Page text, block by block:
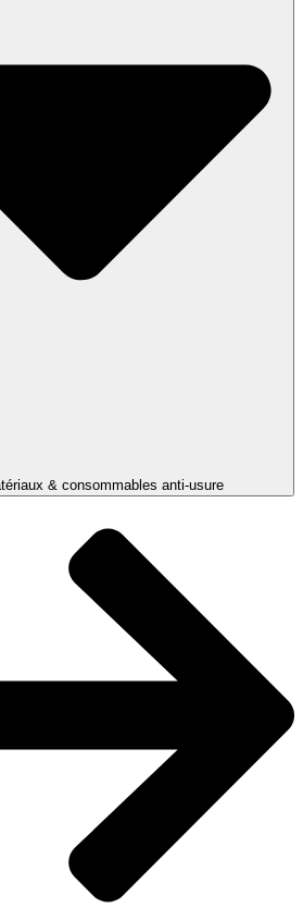
& consommables anti-usure